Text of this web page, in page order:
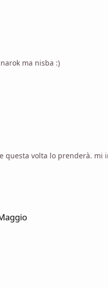
di ragnarok ma nisba :)
Edit. visto solo che sarà diviso in due. Il